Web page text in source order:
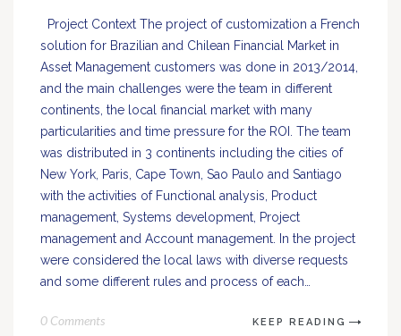
Project Context The project of customization a French
solution for Brazilian and Chilean Financial Market in
Asset Management customers was done in 2013/2014,
and the main challenges were the team in different
continents, the local financial market with many
particularities and time pressure for the ROI. The team
was distributed in 3 continents including the cities of
New York, Paris, Cape Town, Sao Paulo and Santiago
with the activities of Functional analysis, Product
management, Systems development, Project
management and Account management. In the project
were considered the local laws with diverse requests
and some different rules and process of each…
0 Comments KEEP READING